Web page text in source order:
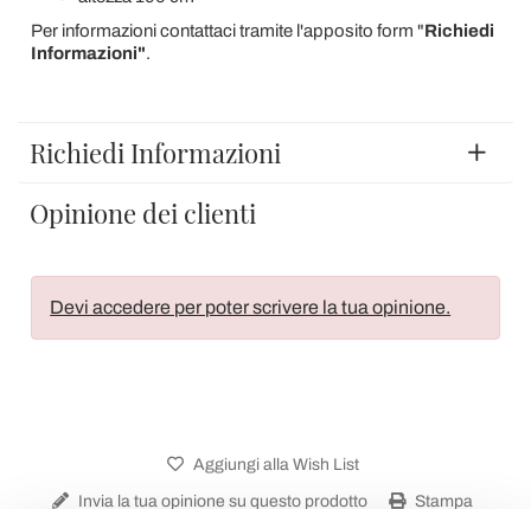
Per informazioni contattaci tramite l'apposito form "Richiedi
Informazioni".
Richiedi Informazioni
Opinione dei clienti
Devi accedere per poter scrivere la tua opinione.
Aggiungi alla Wish List
Invia la tua opinione su questo prodotto Stampa